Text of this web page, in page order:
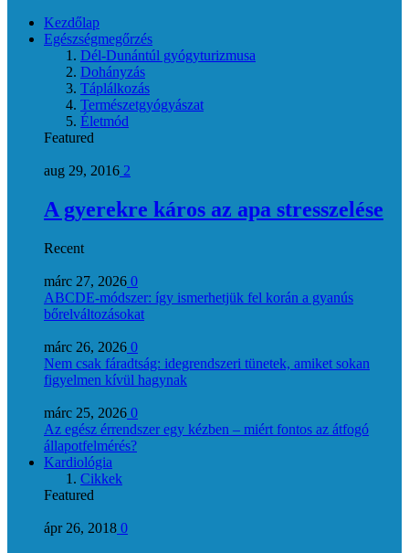
Kezdőlap
Egészségmegőrzés
Dél-Dunántúl gyógyturizmusa
Dohányzás
Táplálkozás
Természetgyógyászat
Életmód
Featured
aug 29, 2016 2
A gyerekre káros az apa stresszelése
Recent
márc 27, 2026 0
ABCDE‑módszer: így ismerhetjük fel korán a gyanús
bőrelváltozásokat
márc 26, 2026 0
Nem csak fáradtság: idegrendszeri tünetek, amiket sokan
figyelmen kívül hagynak
márc 25, 2026 0
Az egész érrendszer egy kézben – miért fontos az átfogó
állapotfelmérés?
Kardiológia
Cikkek
Featured
ápr 26, 2018 0